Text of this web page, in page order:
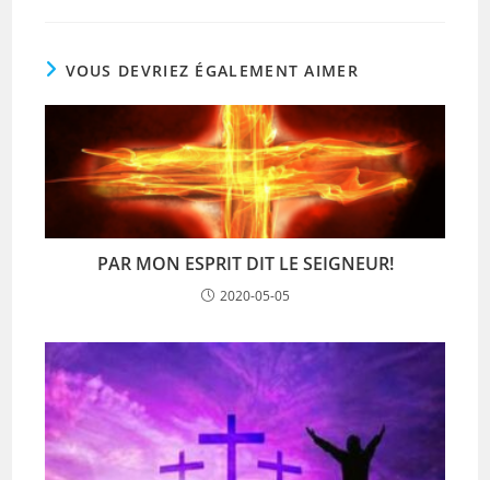
VOUS DEVRIEZ ÉGALEMENT AIMER
PAR MON ESPRIT DIT LE SEIGNEUR!
2020-05-05